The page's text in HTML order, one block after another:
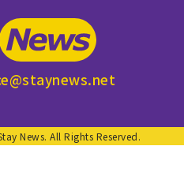
News. All Rights Reserved.